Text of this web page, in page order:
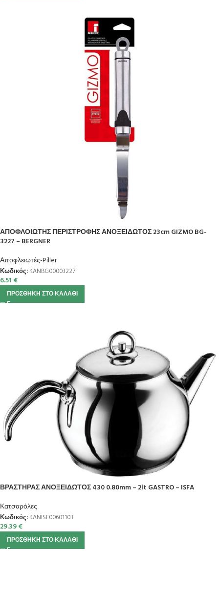
ΑΠΟΦΛΟΙΩΤΗΣ ΠΕΡΙΣΤΡΟΦΗΣ ΑΝΟΞΕΙΔΩΤΟΣ 23cm GIZMO BG-
3227 – BERGNER
Αποφλειωτές-Piller
Κωδικός: KANBG00003227
6.51 €
ΠΡΟΣΘΉΚΗ ΣΤΟ ΚΑΛΆΘΙ
ΒΡΑΣΤΗΡΑΣ ΑΝΟΞΕΙΔΩΤΟΣ 430 0.80mm – 2lt GASTRO – ISFA
Κατσαρόλες
Κωδικός: KANISF00601103
29.39€
ΠΡΟΣΘΉΚΗ ΣΤΟ ΚΑΛΆΘΙ